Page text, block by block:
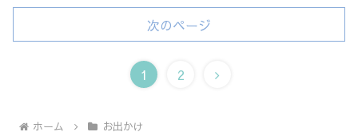
次のページ
1 2
次
ホーム お出かけ